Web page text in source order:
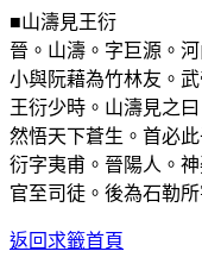
■山濤見王衍
晉。山濤。字巨源。
小與阮藉為竹林友。
王衍少時。山濤見之
然悟天下蒼生。首必此
衍字夷甫。晉陽人。
官至司徒。後為石勒所
返回求籤首頁